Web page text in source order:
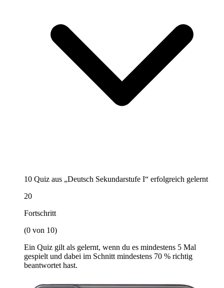
10 Quiz aus „Deutsch Sekundarstufe I“ erfolgreich gelernt
20
Fortschritt
(0 von 10)
Ein Quiz gilt als gelernt, wenn du es mindestens 5 Mal
gespielt und dabei im Schnitt mindestens 70 % richtig
beantwortet hast.